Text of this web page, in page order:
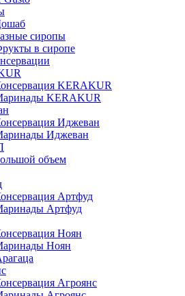
сиропы
в сиропе
KERAKUR
KERAKUR
Иджеван
Иджеван
объем
Артфуд
Артфуд
Ноян
Ноян
Агроянс